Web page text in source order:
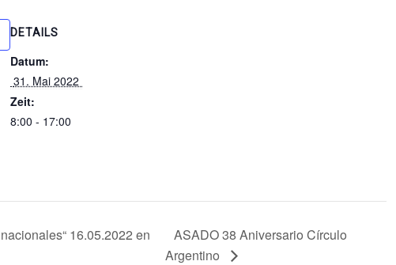
DETAILS
Datum:
31. Mai 2022
Zeit:
8:00 - 17:00
16.05.2022 en
ASADO 38 Aniversario Círculo
Argentino